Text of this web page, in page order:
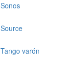
Sonos
Source
Tango varón